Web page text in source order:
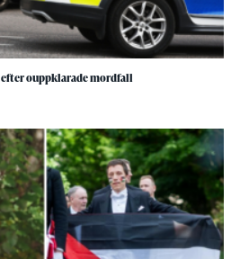
ouppklarade mordfall